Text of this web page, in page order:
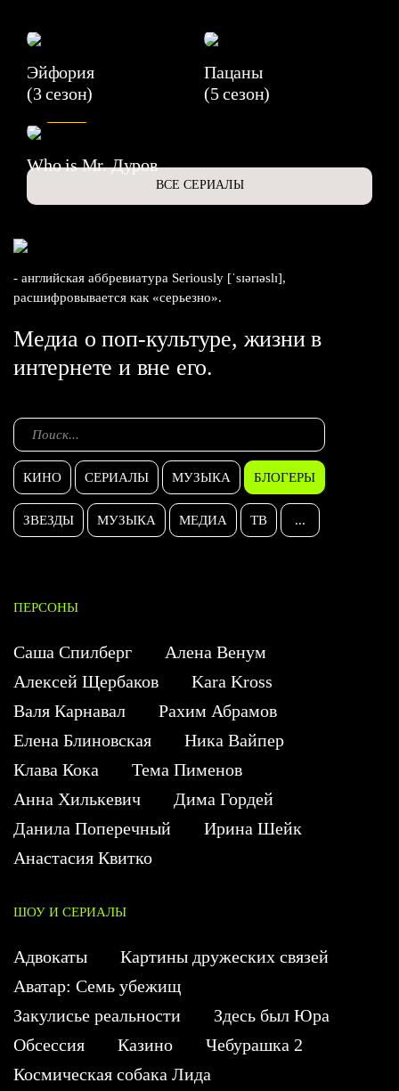
Эйфория
(3 сезон)
Пацаны
(5 сезон)
6.3
Who is Mr. Дуров
ВСЕ СЕРИАЛЫ
- английская аббревиатура Seriously [ˈsɪərɪəslɪ],
расшифровывается как «серьезно».
Медиа о поп-культуре, жизни в
интернете и вне его.
КИНО СЕРИАЛЫ МУЗЫКА БЛОГЕРЫ
ЗВЕЗДЫ МУЗЫКА МЕДИА ТВ ...
ПЕРСОНЫ
Саша Спилберг
Алена Венум
Алексей Щербаков
Kara Kross
Валя Карнавал
Рахим Абрамов
Елена Блиновская
Ника Вайпер
Клава Кока
Тема Пименов
Анна Хилькевич
Дима Гордей
Данила Поперечный
Ирина Шейк
Анастасия Квитко
ШОУ И СЕРИАЛЫ
Адвокаты
Картины дружеских связей
Аватар: Семь убежищ
Закулисье реальности
Здесь был Юра
Обсессия
Казино
Чебурашка 2
Космическая собака Лида